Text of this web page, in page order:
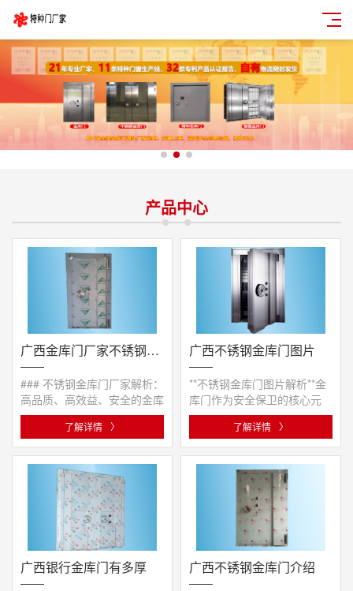
产品中心
广西金库门厂家不锈钢金库门
### 不锈钢金库门厂家解析：
高品质、高效益、安全的金库
门之选#### 一、引子在当今
了解详情 〉
广西不锈钢金库门图片
**不锈钢金库门图片解析**金
库门作为安全保卫的核心元
素，它的形象常常代表着银行
了解详情 〉
广西银行金库门有多厚 广西不锈钢金库门介绍